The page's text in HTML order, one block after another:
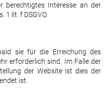
berechtigtes Interesse an der
1 lit. f DSGVO.
sie für die Erreichung des
erforderlich sind. Im Falle der
der Website ist dies der
ist.